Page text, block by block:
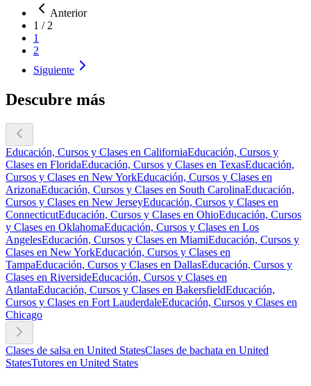
Anterior
1 / 2
1
2
Siguiente
Descubre más
Educación, Cursos y Clases en CaliforniaEducación, Cursos y
Clases en FloridaEducación, Cursos y Clases en TexasEducación,
Cursos y Clases en New YorkEducación, Cursos y Clases en
ArizonaEducación, Cursos y Clases en South CarolinaEducación,
Cursos y Clases en New JerseyEducación, Cursos y Clases en
ConnecticutEducación, Cursos y Clases en OhioEducación, Cursos
y Clases en OklahomaEducación, Cursos y Clases en Los
AngelesEducación, Cursos y Clases en MiamiEducación, Cursos y
Clases en New YorkEducación, Cursos y Clases en
TampaEducación, Cursos y Clases en DallasEducación, Cursos y
Clases en RiversideEducación, Cursos y Clases en
AtlantaEducación, Cursos y Clases en BakersfieldEducación,
Cursos y Clases en Fort LauderdaleEducación, Cursos y Clases en
Chicago
Clases de salsa en United StatesClases de bachata en United
StatesTutores en United States